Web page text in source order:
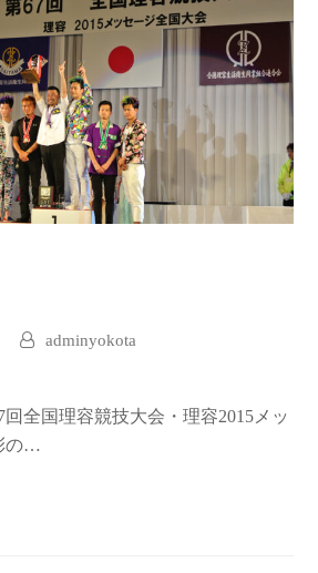
adminyokota
回全国理容競技大会・理容2015メッ
の…